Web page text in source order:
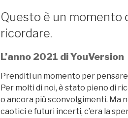
Questo è un momento
ricordare.
L’anno 2021 di YouVersion
Prenditi un momento per
Per molti di noi, è stato pieno di
o ancora più sconvolgimenti. Ma
caotici e futuri incerti, c’era la